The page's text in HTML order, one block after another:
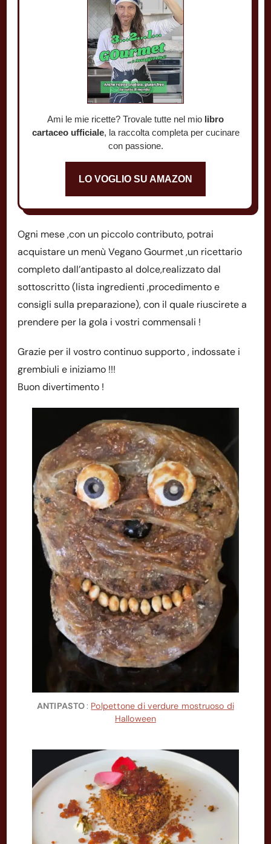
Ami le mie ricette? Trovale tutte nel mio libro
cartaceo ufficiale, la raccolta completa per cucinare
con passione.
LO VOGLIO SU AMAZON
Ogni mese ,con un piccolo contributo, potrai
acquistare un menù Vegano Gourmet ,un ricettario
completo dall’antipasto al dolce,realizzato dal
sottoscritto (lista ingredienti ,procedimento e
consigli sulla preparazione), con il quale riuscirete a
prendere per la gola i vostri commensali !
Grazie per il vostro continuo supporto , indossate i
grembiuli e iniziamo !!!
Buon divertimento !
ANTIPASTO: Polpettone di verdure mostruoso di
Halloween